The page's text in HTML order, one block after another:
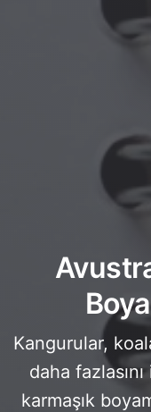
Kangurular,
daha
karmaşık